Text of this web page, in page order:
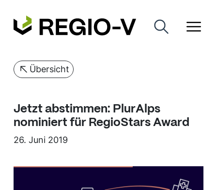
Übersicht
Jetzt abstimmen: PlurAlps
nominiert für RegioStars Award
26. Juni 2019